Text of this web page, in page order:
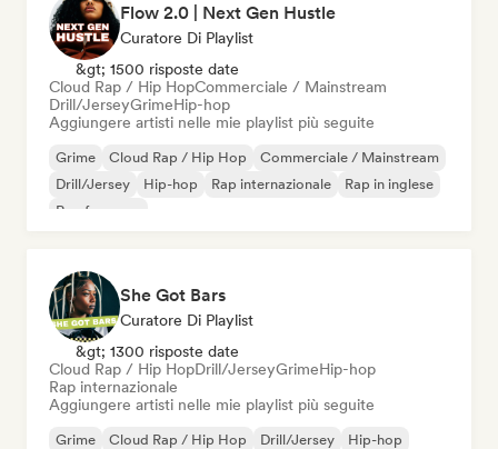
Flow 2.0 | Next Gen Hustle
Curatore Di Playlist
&gt; 1500 risposte date
Cloud Rap / Hip HopCommerciale / Mainstream
Drill/JerseyGrimeHip-hop
Aggiungere artisti nelle mie playlist più seguite
Grime Cloud Rap / Hip Hop
Commerciale / Mainstream
Drill/Jersey
Hip-hop Rap internazionale
Rap in inglese
Rap francese
She Got Bars
Curatore Di Playlist
&gt; 1300 risposte date
Cloud Rap / Hip HopDrill/JerseyGrimeHip-hop
Rap internazionale
Aggiungere artisti nelle mie playlist più seguite
Grime Cloud Rap / Hip Hop Drill/Jersey
Hip-hop